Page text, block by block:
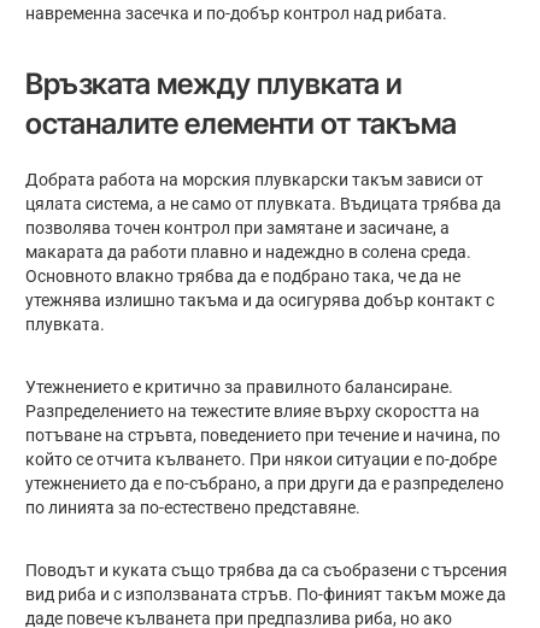
навременна засечка и по-добър контрол над рибата.
Връзката между плувката и
останалите елементи от такъма
Добрата работа на морския плувкарски такъм зависи от
цялата система, а не само от плувката. Въдицата трябва да
позволява точен контрол при замятане и засичане, а
макарата да работи плавно и надеждно в солена среда.
Основното влакно трябва да е подбрано така, че да не
утежнява излишно такъма и да осигурява добър контакт с
плувката.
Утежнението е критично за правилното балансиране.
Разпределението на тежестите влияе върху скоростта на
потъване на стръвта, поведението при течение и начина, по
който се отчита кълването. При някои ситуации е по-добре
утежнението да е по-събрано, а при други да е разпределено
по линията за по-естествено представяне.
Поводът и куката също трябва да са съобразени с търсения
вид риба и с използваната стръв. По-финият такъм може да
даде повече кълванета при предпазлива риба, но ако